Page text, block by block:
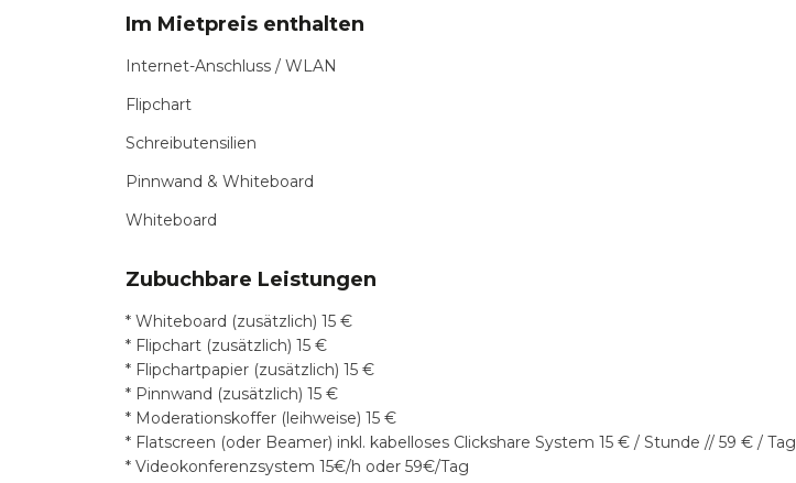
Im Mietpreis enthalten
Internet-Anschluss / WLAN
Flipchart
Schreibutensilien
Pinnwand & Whiteboard
Whiteboard
Zubuchbare Leistungen
* Whiteboard (zusätzlich) 15 €
* Flipchart (zusätzlich) 15 €
* Flipchartpapier (zusätzlich) 15 €
* Pinnwand (zusätzlich) 15 €
* Moderationskoffer (leihweise) 15 €
* Flatscreen (oder Beamer) inkl. kabelloses Clickshare System 15 € / Stunde // 59 € / Tag
* Videokonferenzsystem 15€/h oder 59€/Tag